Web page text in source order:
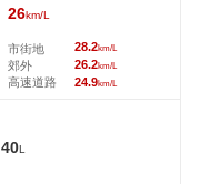
26km/L
市街地
郊外
高速道路
28.2km/L
26.2km/L
24.9km/L
40L